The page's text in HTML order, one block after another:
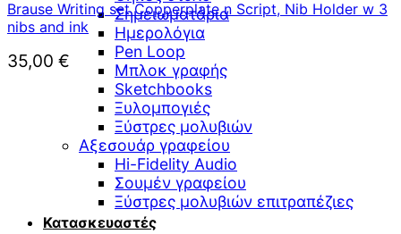
Σημειωματάρια
Ημερολόγια
Pen Loop
Μπλοκ γραφής
Sketchbooks
Ξυλομπογιές
Ξύστρες μολυβιών
Αξεσουάρ γραφείου
Hi-Fidelity Audio
Σουμέν γραφείου
Ξύστρες μολυβιών επιτραπέζιες
Κατασκευαστές
Brause Writing set Copperplate n Script, Nib Holder w 3
nibs and ink
35,00 €